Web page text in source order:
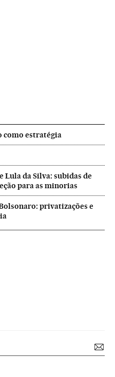
como estratégia
da Silva: subidas de
para as minorias
privatizações e